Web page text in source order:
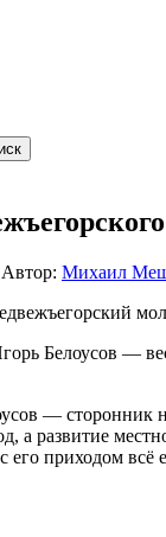
Автор: Михаил
Белоусов —
— сторонник
а развитие
приходом всё